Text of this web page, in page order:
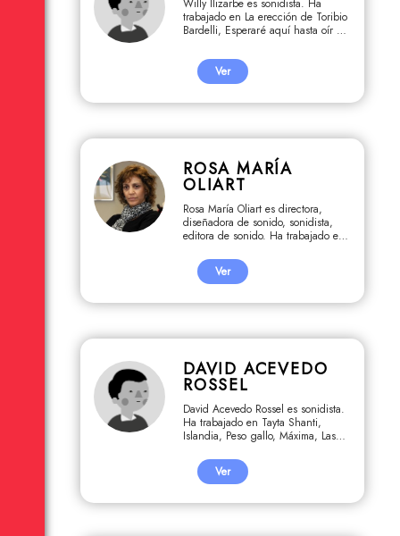
Willy Ilizarbe es sonidista. Ha
trabajado en La erección de Toribio
Bardelli, Esperaré aquí hasta oír mi
tiza, El viaje de Javier Heraud, La
revolución y la tierra, La chucha
perdida de los incas, Donde
juguete.
Ver
ROSA MARÍA
OLIART
Rosa María Oliart es directora,
diseñadora de sonido, sonidista,
editora de sonido. Ha trabajado en
Autoerótica, LXI (61), Guerrero,
Solos, Rosa Chumbe, 1509
Operación Victoria, Desde el
sonido, Un marciano llamado deseo,
Ver
DAVID ACEVEDO
ROSSEL
David Acevedo Rossel es sonidista.
Ha trabajado en Tayta Shanti,
Islandia, Peso gallo, Máxima, Las
monopolio de la estupidez, Mayolo,
Pueblo Viejo, La huida silenciosa.
Ver